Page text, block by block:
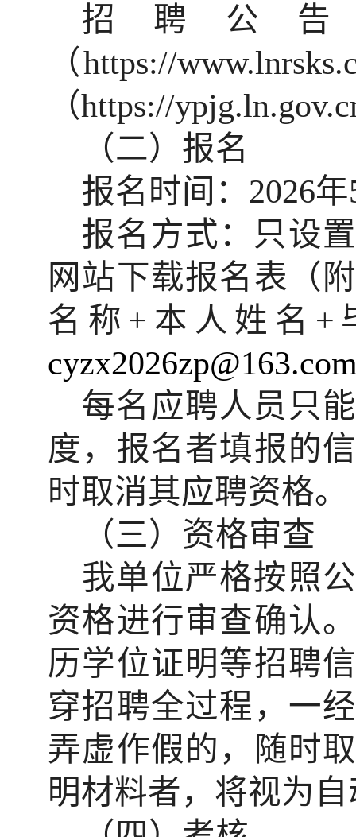
招聘公
（https://
（https://
（二）报名
报名时间： 2026年
报名方式：只设
网站下载报名表（
名称 + 本人姓名 +
每名应聘人员只
度，报名者填报的
时取消其应聘资格。
（三）资格审查
我单位严格按照
资格进行审查确认
历学位证明等招聘
穿招聘全过程，一
弄虚作假的，随时
明材料者，将视为